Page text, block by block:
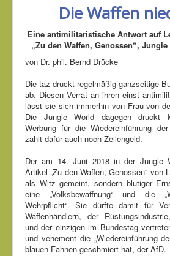
Die Waffen
Eine antimilitaristische Antwort auf
„Zu den Waffen, Genossen“,
von Dr. phil. Bernd Drücke
Die taz druckt regelmäßig ganzseitige
ab. Diesen Verrat an ihren einst
lässt sie sich immerhin von Frau von
Die Jungle World dagegen druckt
Werbung für die Wiedereinführung
zahlt dafür auch noch Zeilengeld.
Der am 14. Juni 2018 in der Jungle
Artikel „Zu den Waffen, Genossen“ von
als Witz gemeint, sondern blutiger
eine „Volksbewaffnung“ und die
Wehrpflicht“. Sie dürfte damit für
Waffenhändlern, der
und der einzigen im Bundestag
und vehement die „Wiedereinführung
blauen Fahnen geschmiert hat, der AfD.